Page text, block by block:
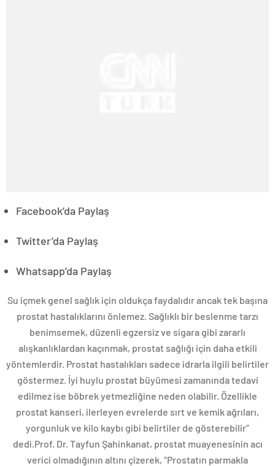
Facebook’da Paylaş
Twitter’da Paylaş
Whatsapp’da Paylaş
Su içmek genel sağlık için oldukça faydalıdır ancak tek başına
prostat hastalıklarını önlemez. Sağlıklı bir beslenme tarzı
benimsemek, düzenli egzersiz ve sigara gibi zararlı
alışkanlıklardan kaçınmak, prostat sağlığı için daha etkili
yöntemlerdir. Prostat hastalıkları sadece idrarla ilgili belirtiler
göstermez. İyi huylu prostat büyümesi zamanında tedavi
edilmez ise böbrek yetmezliğine neden olabilir. Özellikle
prostat kanseri, ilerleyen evrelerde sırt ve kemik ağrıları,
yorgunluk ve kilo kaybı gibi belirtiler de gösterebilir”
dedi.Prof. Dr. Tayfun Şahinkanat, prostat muayenesinin acı
verici olmadığının altını çizerek, “Prostatın parmakla